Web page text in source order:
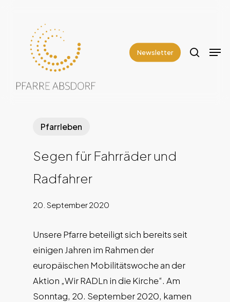
content
Newsletter
Pfarrleben
Segen für Fahrräder und
Radfahrer
20. September 2020
Unsere Pfarre beteiligt sich bereits seit
einigen Jahren im Rahmen der
europäischen Mobilitätswoche an der
Aktion „Wir RADLn in die Kirche“. Am
Sonntag, 20. September 2020, kamen
Menu